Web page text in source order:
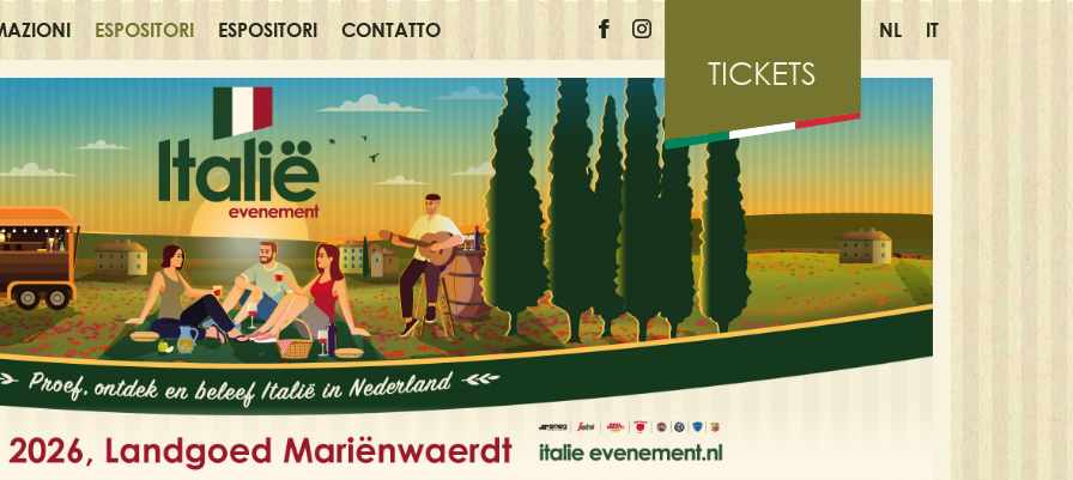
ESPOSITORI ESPOSITORI CONTATTO NL IT
TICKETS